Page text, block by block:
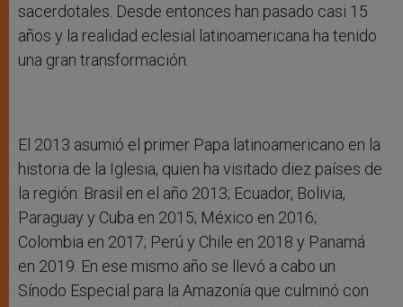
sacerdotales. Desde entonces han pasado casi 15
años y la realidad eclesial latinoamericana ha tenido
una gran transformación.
El 2013 asumió el primer Papa latinoamericano en la
historia de la Iglesia, quien ha visitado diez países de
la región: Brasil en el año 2013; Ecuador, Bolivia,
Paraguay y Cuba en 2015; México en 2016;
Colombia en 2017; Perú y Chile en 2018 y Panamá
en 2019. En ese mismo año se llevó a cabo un
Sínodo Especial para la Amazonía que culminó con